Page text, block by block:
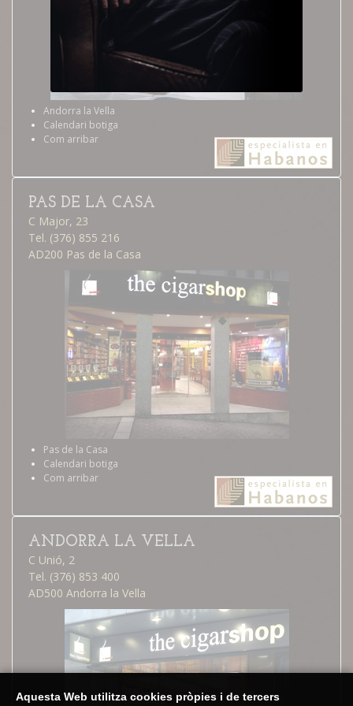
Andorra la Vella
Calendari botiga
Com arribar
PAS DE LA CASA
C Major, 23
Tel. (376) 855 216
AD200 Pas de la Casa
Pas de la Casa
Calendari botiga
Com arribar
ANDORRA LA VELLA
C Unió, 2
Tel. (376) 853 400
AD500 Andorra la Vella
Aquesta Web utilitza cookies pròpies i de tercers